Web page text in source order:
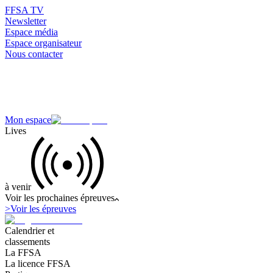
FFSA TV
Newsletter
Espace média
Espace organisateur
Nous contacter
Mon espace
Lives
à venir
Voir les prochaines épreuves
>Voir les épreuves
Calendrier et
classements
La FFSA
La licence FFSA